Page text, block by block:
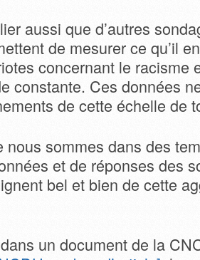
aussi que d’autres
de mesurer ce qu’il
concernant le racisme
constante. Ces données
de cette échelle de
sommes dans des
et de réponses des
bel et bien de cette
un document de la